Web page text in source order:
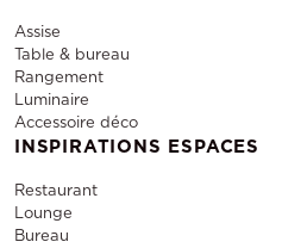
Assise
Table & bureau
Rangement
Luminaire
Accessoire déco
INSPIRATIONS ESPACES
Restaurant
Lounge
Bureau